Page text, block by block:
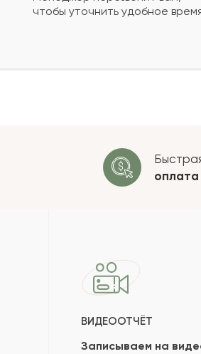
будет+?
ОСТАВИТЬ ОТЗЫВ
чтобы уточнить удобное
оплата
ВИДЕООТЧЁТ
Записываем на